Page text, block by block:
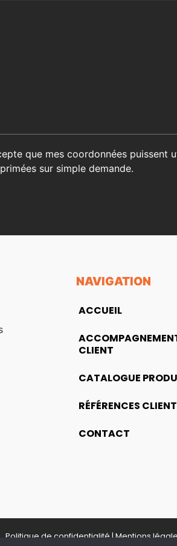
que mes coordonnées puissent
sur simple demande.
NAVIGATION
ACCUEIL
CLIENT
CATALOGUE
RÉFÉRENCES
CONTACT
Politique de confidentialité | Mentions